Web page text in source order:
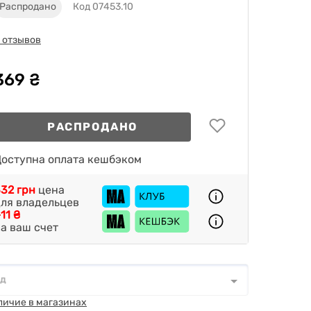
Распродано Код 07453.10
отзывов
₴
РАСПРОДАНО
оплата кешбэком
₴
ваш счет
грн цена
владельцев
*
в магазинах